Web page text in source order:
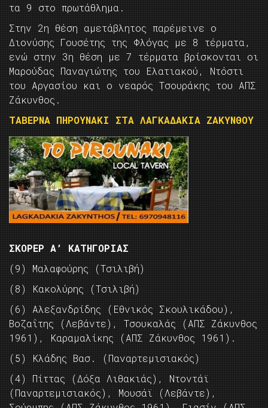
τα 9 στο πρωτάθλημα.
Στην 2η θέση αμετάβλητος παρέμεινε ο
Διονύσης Γουσέτης της Φλόγας με 8 τέρματα,
ενώ στην 3η θέση με 7 τέρματα βρίσκονται οι
Μαρούδας Παναγιώτης του Ελατιακού, Ντόστι
του Αργασίου και ο νεαρός Τσουράκης του ΑΠΣ
Ζάκυνθος.
ΤΑΒΕΡΝΑ ΠΗΡΟΥΝΑΚΙ ΣΤΑ ΛΑΓΚΑΔΑΚΙΑ ΖΑΚΥΝΘΟΥ
ΣΚΟΡΕΡ Α’ ΚΑΤΗΓΟΡΙΑΣ
(9) Μαλαφούρης (Τσιλιβή)
(8) Κακολύρης (Τσιλιβή)
(6) Αλεξανδρίδης (Εθνικός Σκουλικάδου),
Βοζαΐτης (Λεβάντε), Τσουκαλάς (ΑΠΣ Ζάκυνθος
1961), Καραμαλίκης (ΑΠΣ Ζάκυνθος 1961).
(5) Κλάδης Βασ. (Παναρτεμισιακός)
(4) Πίττας (Δόξα Λιθακιάς), Ντοντάϊ
(Παναρτεμισιακός), Μουσάϊ (Λεβάντε),